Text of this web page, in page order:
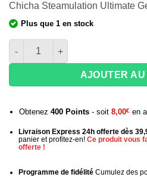
Chicha Steamulation Ultimate
Plus que 1 en stock
quantité de Chicha Steamulation
AJOUTER
Obtenez 400Points- soit 8,00€ en
Livraison Express 24h offerte dès
panier et profitez-en! Ce produit vous
offerte !
Programme de fidélitéCumulez des